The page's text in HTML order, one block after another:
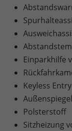
Einparkhilfe
Keyless Entry
Polsterstoff
Sitzheizung